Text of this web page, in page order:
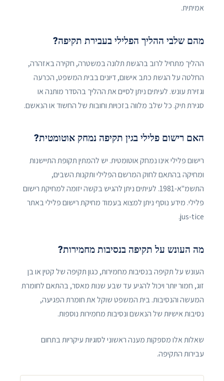
אמיתית.
מהם שלבי ההליך הפלילי בעבירת תקיפה?
ההליך מתחיל לרוב בהגשת תלונה במשטרה, חקירה באזהרה,
החלטה על הגשת כתב אישום, דיונים בבית המשפט, הכרעה
וגזירת עונש. לעיתים ניתן לסיים את ההליך בהסדר מותנה או
סגירת תיק. כל שלב מלווה בזכויות וחובות של החשוד או הנאשם.
האם רישום פלילי בגין תקיפה נמחק אוטומטית?
רישום פלילי אינו נמחק אוטומטית. יש להמתין תקופת התיישנות
ומחיקה בהתאם לחוק המרשם הפלילי ותקנות השבים,
התשמ"א-1981. לעיתים ניתן להגיש בקשה יזומה למחיקת רישום
פלילי. מידע נוסף ניתן למצוא בעמוד מחיקת רישום פלילי באתר
jus-tice.
מה העונש על תקיפה בנסיבות מחמירות?
העונש על תקיפה בנסיבות מחמירות, כגון תקיפה של קטין או בן
זוג, חמור יותר ויכול להגיע עד שבע שנות מאסר, בהתאם לחומרת
המעשה והנסיבות. בית המשפט שוקל את חומרת הפגיעה,
נסיבות אישיות של הנאשם ונסיבות מחמירות נוספות.
שאלות אלו מספקות מענה ראשוני לסוגיות עיקריות בתחום
עבירות התקיפה.